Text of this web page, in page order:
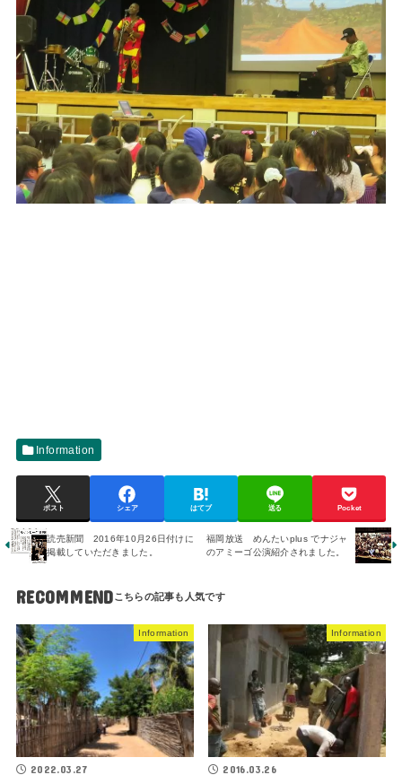
Information
ポスト シェア はてブ 送る Pocket
読売新聞 2016年10月26日付けに
掲載していただきました。
福岡放送 めんたいplus でナジャ
のアミーゴ公演紹介されました。
RECOMMEND
Information
2022.03.27
Information
2016.03.26